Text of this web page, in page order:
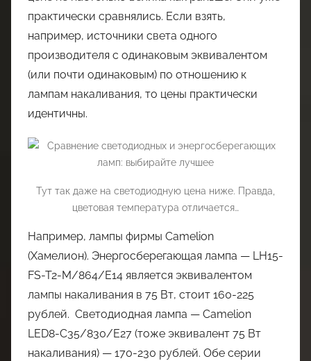
практически сравнялись. Если взять,
например, источники света одного
производителя с одинаковым эквивалентом
(или почти одинаковым) по отношению к
лампам накаливания, то цены практически
идентичны.
Тут так даже на светодиодную цена ниже. Правда,
цветовая температура отличается…
Например, лампы фирмы Camelion
(Хамелион). Энергосберегающая лампа — LH15-
FS-T2-M/864/E14 является эквивалентом
лампы накаливания в 75 Вт, стоит 160-225
рублей. Светодиодная лампа — Camelion
LED8-C35/830/E27 (тоже эквивалент 75 Вт
накаливания) — 170-230 рублей. Обе серии